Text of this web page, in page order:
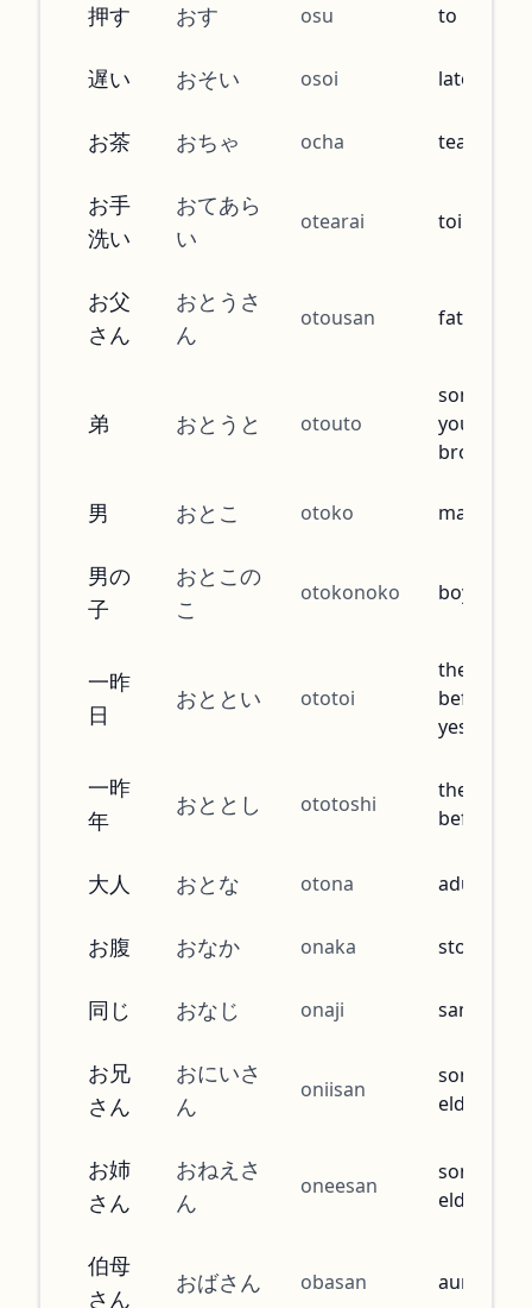
押す おす osu to push
遅い おそい osoi late, slow
お茶 おちゃ ocha tea
お手
洗い
おてあら
い
otearai toilet,
お父
さん
おとうさ
ん
otousan father
弟 おとうと otouto
younger
brother
男 おとこ otoko man
男の
子
おとこの
こ
otokonoko boy
一昨
日
おととい ototoi
the day
before
yesterday
一昨
年
おととし ototoshi
the year
before
大人 おとな otona adult
お腹 おなか onaka stomach
同じ おなじ onaji same
お兄
さん
おにいさ
ん
oniisan
elder
お姉
さん
おねえさ
ん
oneesan
elder
伯母
さん
おばさん obasan aunt